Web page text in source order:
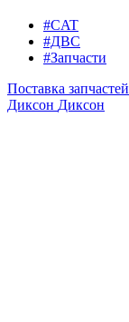
#CAT
#ДВС
#Запчасти
Поставка запчастей
Диксон Диксон